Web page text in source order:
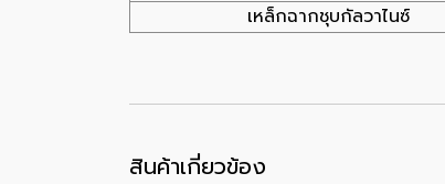
เหล็กฉากชุบกัลวาไนซ์
สินค้าเกี่ยวข้อง